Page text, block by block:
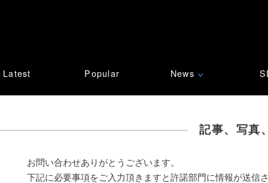
Latest Popular News ∨
記事、写真
お問い合わせありがとうございます。
下記に必要事項をご入力頂きますと許諾部門に情報が送信